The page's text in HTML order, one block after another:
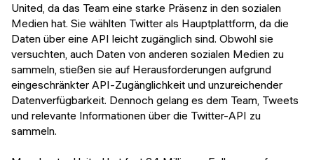
United, da das Team eine starke Präsenz in den sozialen
Medien hat. Sie wählten Twitter als Hauptplattform, da die
Daten über eine API leicht zugänglich sind. Obwohl sie
versuchten, auch Daten von anderen sozialen Medien zu
sammeln, stießen sie auf Herausforderungen aufgrund
eingeschränkter API-Zugänglichkeit und unzureichender
Datenverfügbarkeit. Dennoch gelang es dem Team, Tweets
und relevante Informationen über die Twitter-API zu
sammeln.